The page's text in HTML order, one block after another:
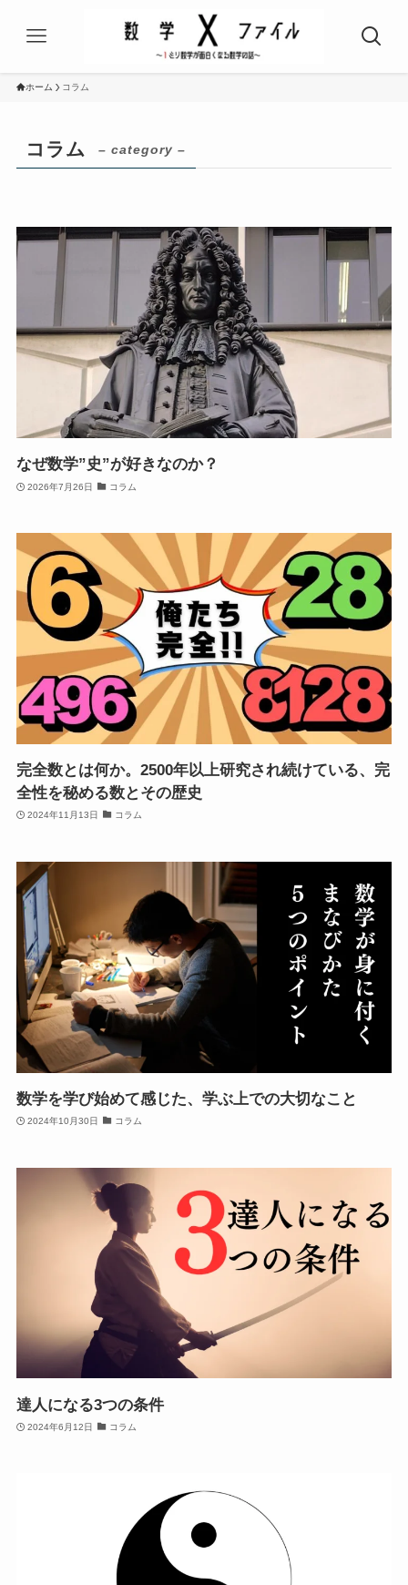
ホーム コラム
コラム – category –
なぜ数学”史”が好きなのか？
2026年7月26日 コラム
完全数とは何か。2500年以上研究され続けている、完
全性を秘める数とその歴史
2024年11月13日 コラム
数学を学び始めて感じた、学ぶ上での大切なこと
2024年10月30日 コラム
達人になる3つの条件
2024年6月12日 コラム